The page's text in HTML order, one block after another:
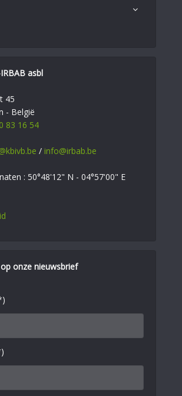
asbl
45
- België
83 16 54
/ info@irbab.be
: 50°48'12" N - 04°57'00" E
onze nieuwsbrief